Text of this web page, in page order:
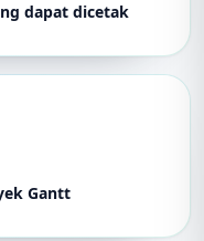
dapat dicetak
Gantt